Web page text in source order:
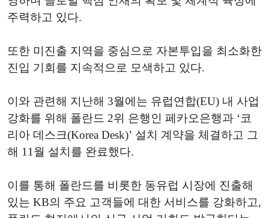
주력하고 있다.
또한 미진출 지역을 중심으로 자본투입을 최소화한
진입 기회를 지속적으로 모색하고 있다.
이와 관련해 지난해 3월에는 유럽연합(EU) 내 사업
강화를 위해 폴란드 2위 은행인 페카오은행과 ‘코
리아 데스크(Korea Desk)’ 설치 계약을 체결하고 그
해 11월 설치를 완료했다.
이를 통해 폴란드를 비롯한 동유럽 시장에 진출해
있는 KB의 주요 고객들에 대한 서비스를 강화하고,